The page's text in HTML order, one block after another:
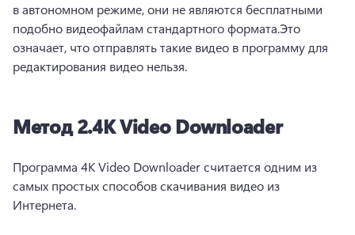
в автономном режиме, они не являются бесплатными
подобно видеофайлам стандартного формата.Это
означает, что отправлять такие видео в программу для
редактирования видео нельзя.
Метод 2.4K Video Downloader
Программа 4K Video Downloader считается одним из
самых простых способов скачивания видео из
Интернета.